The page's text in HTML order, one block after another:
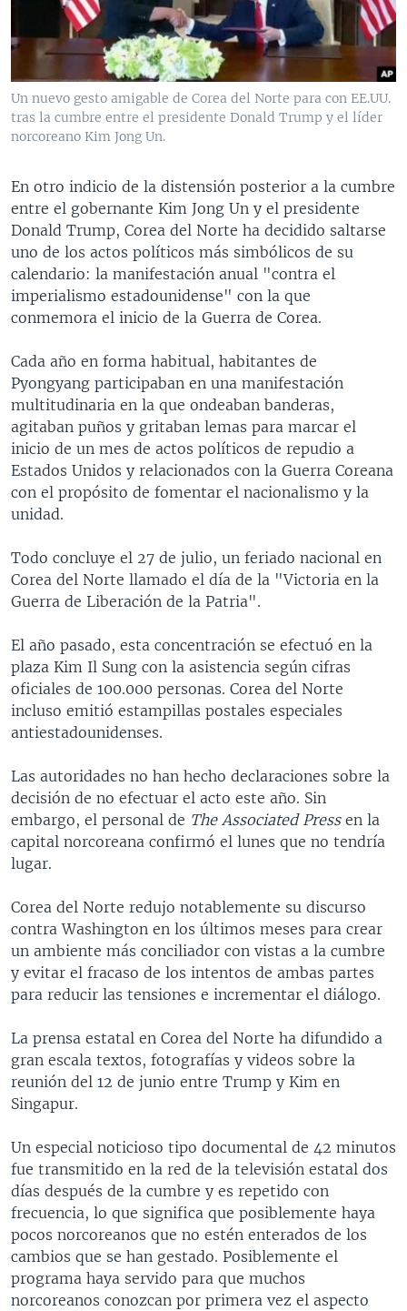
VENEZUELA
BRASIL
NICARAGUA
ECONOMÍA
ENTRETENIMIENTO Y CULTURA
TECNOLOGÍA
DEPORTES
CIENCIA Y SALUD
MULTIMEDIA
VIDEOS
FOTOGRAFÍA
AUDIOS
PROGRAMAS TV
EL MUNDO AL DÍA
FORO INTERAMERICANO
LAS CLAVES
PANORAMA
RADIO
AVANCE INFORMATIVO
AUDIONOTICIAS
BUENOS DÍAS AMÉRICA
ESTADOS UNIDOS AL DÍA
EL MUNDO AL DÍA [RADIO]
FORO [RADIO]
DEPORTIVO INTERNACIONAL
ENTRETENIMIENTO
DIRECT
DOCUMENTALES DE LA VOA
Learning English
SÍGANOS
Un nuevo gesto amigable de Corea del Norte para con EE.UU.
tras la cumbre entre el presidente Donald Trump y el líder
norcoreano Kim Jong Un.
En otro indicio de la distensión posterior a la cumbre
entre el gobernante Kim Jong Un y el presidente
Donald Trump, Corea del Norte ha decidido saltarse
uno de los actos políticos más simbólicos de su
calendario: la manifestación anual "contra el
imperialismo estadounidense" con la que
conmemora el inicio de la Guerra de Corea.
Cada año en forma habitual, habitantes de
Pyongyang participaban en una manifestación
multitudinaria en la que ondeaban banderas,
agitaban puños y gritaban lemas para marcar el
inicio de un mes de actos políticos de repudio a
Estados Unidos y relacionados con la Guerra Coreana
con el propósito de fomentar el nacionalismo y la
unidad.
Todo concluye el 27 de julio, un feriado nacional en
Corea del Norte llamado el día de la "Victoria en la
Guerra de Liberación de la Patria".
El año pasado, esta concentración se efectuó en la
plaza Kim Il Sung con la asistencia según cifras
oficiales de 100.000 personas. Corea del Norte
incluso emitió estampillas postales especiales
antiestadounidenses.
Las autoridades no han hecho declaraciones sobre la
decisión de no efectuar el acto este año. Sin
embargo, el personal de The Associated Pressen la
capital norcoreana confirmó el lunes que no tendría
lugar.
Corea del Norte redujo notablemente su discurso
contra Washington en los últimos meses para crear
un ambiente más conciliador con vistas a la cumbre
y evitar el fracaso de los intentos de ambas partes
para reducir las tensiones e incrementar el diálogo.
La prensa estatal en Corea del Norte ha difundido a
gran escala textos, fotografías y videos sobre la
reunión del 12 de junio entre Trump y Kim en
Singapur.
Un especial noticioso tipo documental de 42 minutos
fue transmitido en la red de la televisión estatal dos
días después de la cumbre y es repetido con
frecuencia, lo que significa que posiblemente haya
pocos norcoreanos que no estén enterados de los
cambios que se han gestado. Posiblemente el
programa haya servido para que muchos
norcoreanos conozcan por primera vez el aspecto